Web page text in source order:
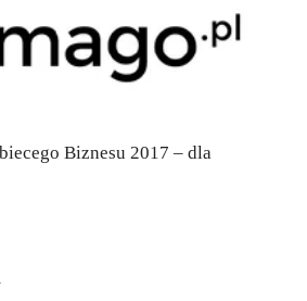
Biznesu 2017 – dla